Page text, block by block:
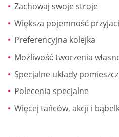
Zachowaj swoje stroje
Większa pojemność
Preferencyjna kolejka
Możliwość tworzenia
Specjalne układy
Polecenia specjalne
Więcej tańców, akcji i